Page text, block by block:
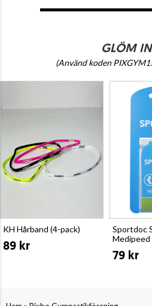
GLÖM
(Använd koden
KH Hårband (4-pack)
89 kr
Sportdoc
Medipeed
79 kr